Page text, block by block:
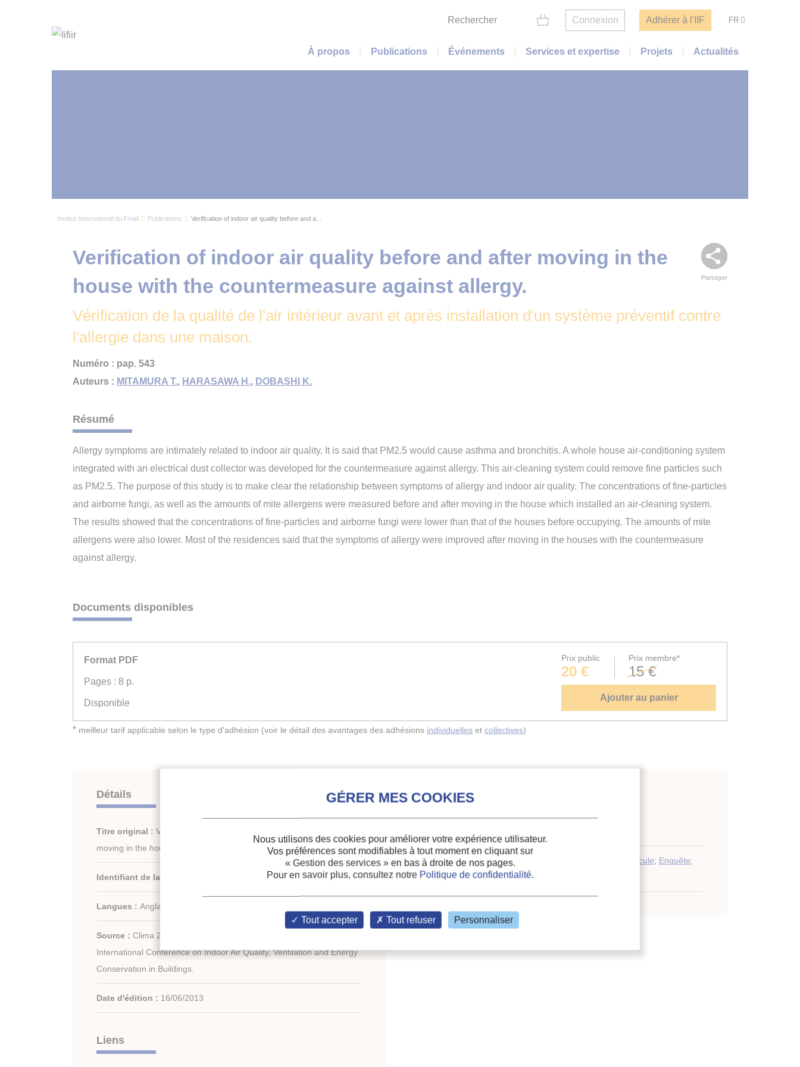
Rechercher Connexion Adhérer à l'IIF FR
Menu principal
À propos Publications Événements Services et expertise Projets Actualités
Institut International du Froid Publications Verification of indoor air quality before and a...
Partager
Vérification de la qualité de l'air intérieur avant et après installation d'un système préventif contre
l'allergie dans une maison.
Verification of indoor air quality before and after moving in the
house with the countermeasure against allergy.
Numéro : pap. 543
Auteurs : MITAMURA T., HARASAWA H., DOBASHI K.
Résumé
Allergy symptoms are intimately related to indoor air quality. It is said that PM2.5 would cause asthma and bronchitis. A whole house air-conditioning system
integrated with an electrical dust collector was developed for the countermeasure against allergy. This air-cleaning system could remove fine particles such
as PM2.5. The purpose of this study is to make clear the relationship between symptoms of allergy and indoor air quality. The concentrations of fine-particles
and airborne fungi, as well as the amounts of mite allergens were measured before and after moving in the house which installed an air-cleaning system.
The results showed that the concentrations of fine-particles and airborne fungi were lower than that of the houses before occupying. The amounts of mite
allergens were also lower. Most of the residences said that the symptoms of allergy were improved after moving in the houses with the countermeasure
against allergy.
Documents disponibles
Format PDF
Pages : 8 p.
Disponible
Prix public
20 €
Prix membre*
15 €
Ajouter au panier
* meilleur tarif applicable selon le type d'adhésion (voir le détail des avantages des adhésions individuelles et collectives)
Détails
Titre original : Verification of indoor air quality before and after
moving in the house with the countermeasure against allergy.
Identifiant de la fiche :
Langues : Anglais
Source : Clima 2013. 11th REHVA World Congress and 8th
International Conference on Indoor Air Quality, Ventilation and Energy
Conservation in Buildings.
Date d'édition : 16/06/2013
Liens
Indexation
Mots-clés : Maison individuelle Particule; Enquête;
Conditionnement d'air
Nous utilisons des cookies pour améliorer votre expérience utilisateur.
Vos préférences sont modifiables à tout moment en cliquant sur
« Gestion des services » en bas à droite de nos pages.
Pour en savoir plus, consultez notre Politique de confidentialité.
Tout accepter Tout refuser Personnaliser